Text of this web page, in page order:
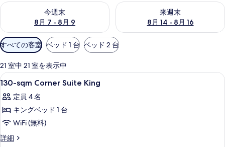
今週末
8月 7 - 8月 9
今週末 8月 7 - 8月 9 の空室状況をチェック
来週末
8月 14 - 8月 16
来週末 8月 14 - 8月 16 の空室
利
用
可
能
な
客
室
の
り
すべての客室 ベッド 1 台 ベッド 2 台
21 室中 21 室を表示中
130-
sqm
Corner
Suite
King
の
高級寝具、ミニバー、セーフティボ
11
130-sqm Corner Suite King
定員 4 名
キングベッド 1 台
WiFi (無料)
詳細
130-